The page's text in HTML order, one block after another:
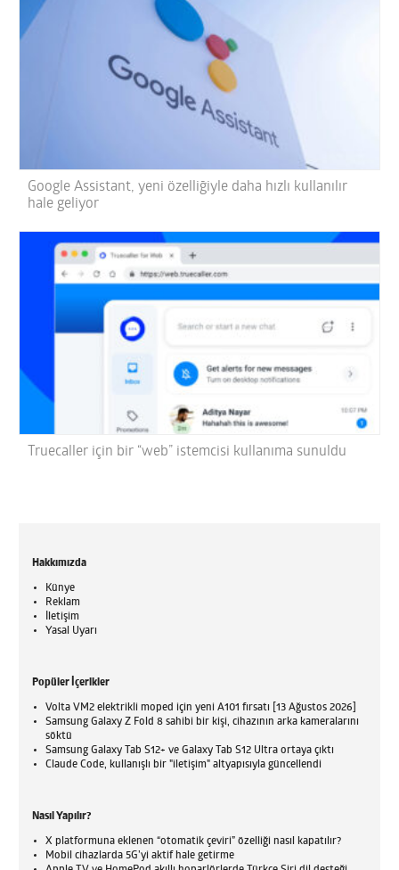
Google Assistant, yeni özelliğiyle daha hızlı kullanılır
hale geliyor
Truecaller için bir “web” istemcisi kullanıma sunuldu
Hakkımızda
Künye
Reklam
İletişim
Yasal Uyarı
Popüler İçerikler
Volta VM2 elektrikli moped için yeni A101 fırsatı [13 Ağustos 2026]
Samsung Galaxy Z Fold 8 sahibi bir kişi, cihazının arka kameralarını
söktü
Samsung Galaxy Tab S12+ ve Galaxy Tab S12 Ultra ortaya çıktı
Claude Code, kullanışlı bir "iletişim" altyapısıyla güncellendi
Nasıl Yapılır?
X platformuna eklenen “otomatik çeviri” özelliği nasıl kapatılır?
Mobil cihazlarda 5G’yi aktif hale getirme